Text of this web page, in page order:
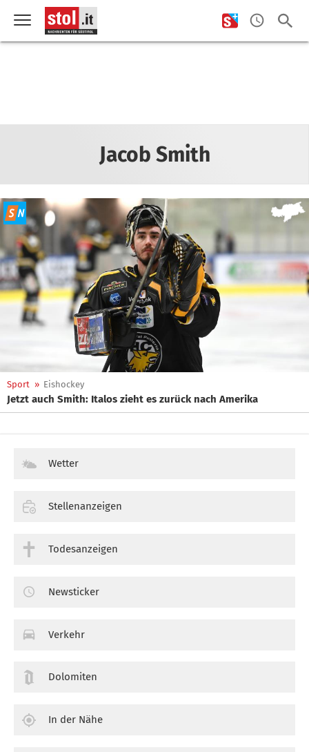
Jacob Smith
Sport » Eishockey
Jetzt auch Smith: Italos zieht es zurück nach Amerika
Wetter
Stellenanzeigen
Todesanzeigen
Newsticker
Verkehr
Dolomiten
In der Nähe